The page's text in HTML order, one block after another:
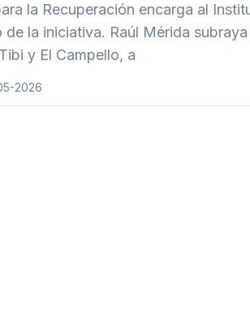
la Recuperación encarga al
de la iniciativa. Raúl Mérida
y El Campello, a
2026